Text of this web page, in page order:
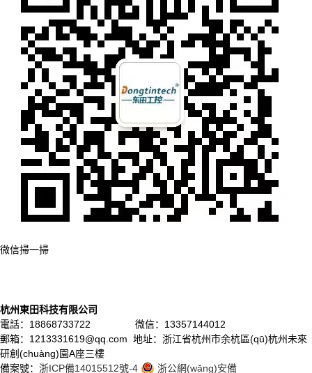
微信掃一掃
杭州東田科技有限公司
電話：18868733722 微信：13357144012
郵箱：1213331619@qq.com 地址：浙江省杭州市余杭區(qū)杭州未來
研創(chuàng)園A座三樓
備案號： 浙ICP備14015512號-4 浙公網(wǎng)安備